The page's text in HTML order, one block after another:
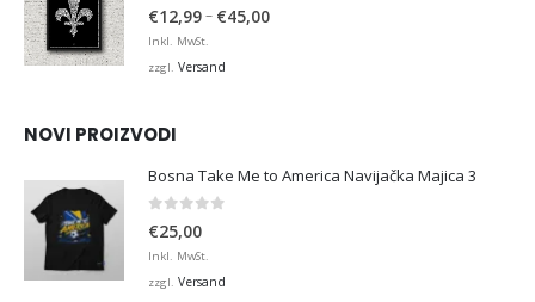
4.95von 5
€12,99– €45,00Preisspanne:
Inkl. MwSt.
zzgl. Versand
NOVI PROIZVODI
Bosna Take Me to America Navijačka Majica 3
€25,00
Inkl. MwSt.
zzgl. Versand